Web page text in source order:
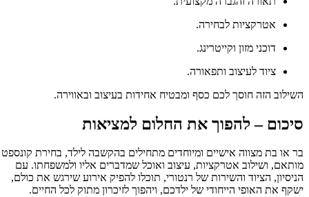
אטרקציות לבחירה.
דוכני מזון וקייטרינג.
ציוד לעיצוב ותפאורה.
השילוב הזה חוסך לכם כסף ומבטיח אחידות בעיצוב ובאווירה.
סיכום – להפוך את החלום למציאות
בר או בת מצווה אישיים ומיוחדים מתחילים בהקשבה לילד, בחירת קונספט
מותאם, ושילוב אטרקציות, עיצוב ואוכל שמדברים אליו ולמשפחתו. עם
הניסיון, הציוד והשירות של רנטורי, תוכלו להפיק אירוע שירגש את כולם,
ישקף את האופי הייחודי של ילדכם, ויהפוך לזיכרון מתוק לכל החיים.